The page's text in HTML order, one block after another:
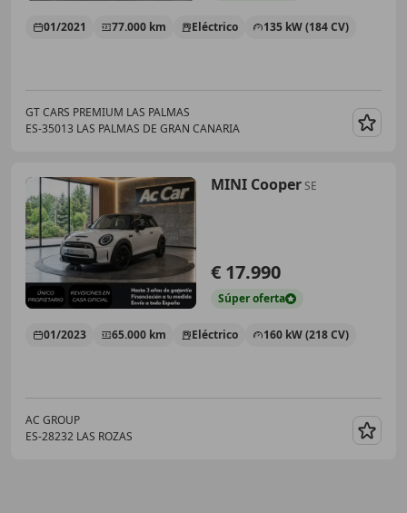
01/2021 77.000 km Eléctrico 135 kW (184 CV)
GT CARS PREMIUM LAS PALMAS
ES-35013 LAS PALMAS DE GRAN CANARIA
MINI CooperSE
€ 17.990
Súperoferta
01/2023 65.000 km Eléctrico 160 kW (218 CV)
AC GROUP
ES-28232 LAS ROZAS